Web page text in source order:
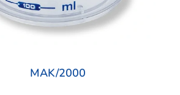
MAK/2000